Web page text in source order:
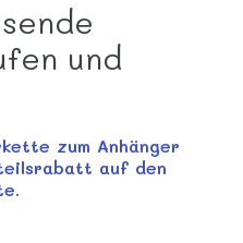
und
zum Anhänger
auf den